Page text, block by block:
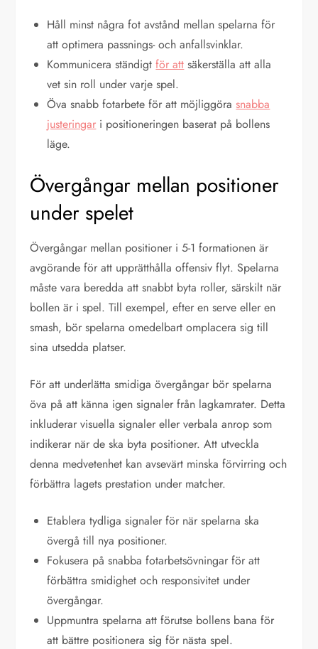
Håll minst några fot avstånd mellan spelarna för
att optimera passnings- och anfallsvinklar.
Kommunicera ständigtför att säkerställa att alla
vet sin roll under varje spel.
Öva snabb fotarbete för att möjliggörasnabba
justeringar i positioneringen baserat på bollens
läge.
Övergångar mellan positioner
under spelet
Övergångar mellan positioner i 5-1 formationen är
avgörande för att upprätthålla offensiv flyt. Spelarna
måste vara beredda att snabbt byta roller, särskilt när
bollen är i spel. Till exempel, efter en serve eller en
smash, bör spelarna omedelbart omplacera sig till
sina utsedda platser.
För att underlätta smidiga övergångar bör spelarna
öva på att känna igen signaler från lagkamrater. Detta
inkluderar visuella signaler eller verbala anrop som
indikerar när de ska byta positioner. Att utveckla
denna medvetenhet kan avsevärt minska förvirring och
förbättra lagets prestation under matcher.
Etablera tydliga signaler för när spelarna ska
övergå till nya positioner.
Fokusera på snabba fotarbetsövningar för att
förbättra smidighet och responsivitet under
övergångar.
Uppmuntra spelarna att förutse bollens bana för
att bättre positionera sig för nästa spel.